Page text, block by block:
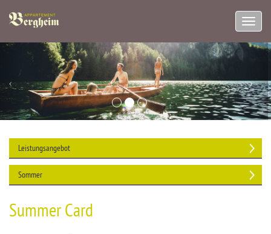
Leistungsangebot
Sommer
Summer Card